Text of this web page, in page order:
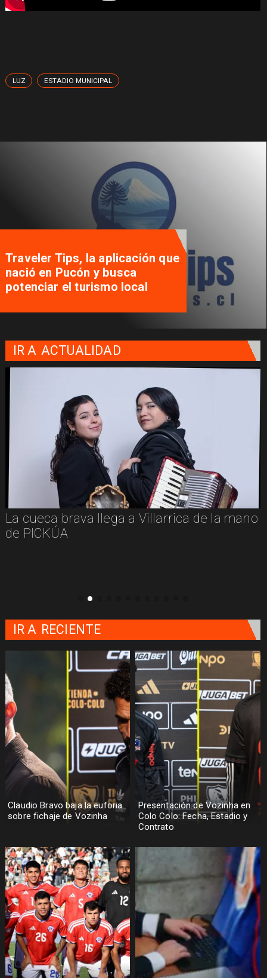
LUZ ESTADIO MUNICIPAL
Tips, la aplicación que
en Pucón y busca
el turismo local
IR A ACTUALIDAD
cueca brava llega a Villarrica de la mano
PICKÚA
Claudio Bravo baja la euforia
sobre fichaje de Vozinha
Presentación de Vozinha en
Colo Colo: Fecha, Estadio y
Contrato
IR A RECIENTE